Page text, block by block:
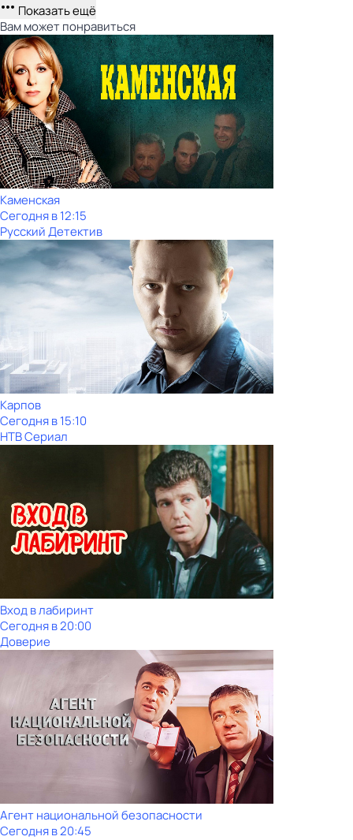
Показать ещё
Вам может понравиться
Каменская
Сегодня в 12:15
Русский Детектив
Карпов
Сегодня в 15:10
НТВ Сериал
Вход в лабиринт
Сегодня в 20:00
Доверие
Агент национальной безопасности
Сегодня в 20:45